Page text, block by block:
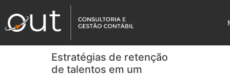
Estratégias de retenção
de talentos em um